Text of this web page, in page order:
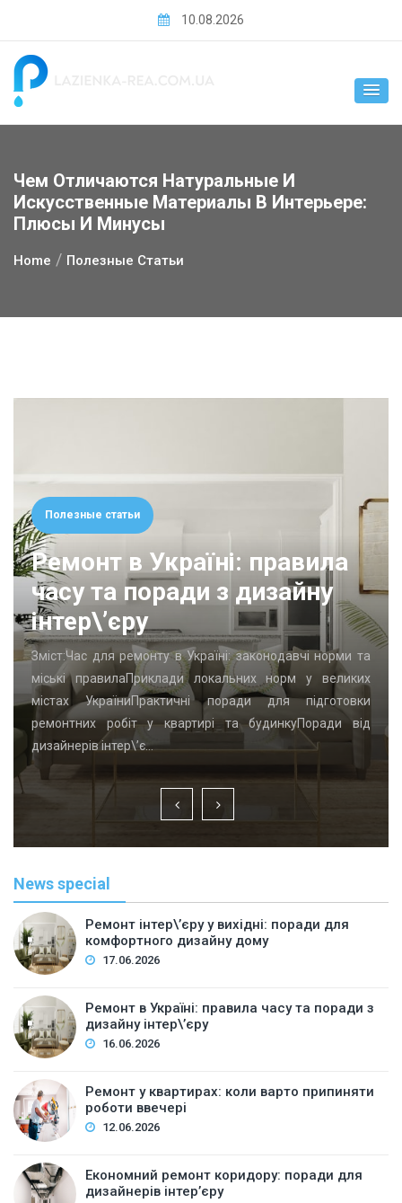
content
10.08.2026
Чем Отличаются Натуральные И
Искусственные Материалы В Интерьере:
Плюсы И Минусы
Home Полезные Статьи
Полезные статьи
Ремонт в Україні: правила
часу та поради з дизайну
інтер\’єру
Зміст:Час для ремонту в Україні: законодавчі норми та
міські правилаПриклади локальних норм у великих
містах УкраїниПрактичні поради для підготовки
ремонтних робіт у квартирі та будинкуПоради від
дизайнерів інтер\’є…
News special
Ремонт інтер\’єру у вихідні: поради для
комфортного дизайну дому
17.06.2026
Ремонт в Україні: правила часу та поради з
дизайну інтер\’єру
16.06.2026
Ремонт у квартирах: коли варто припиняти
роботи ввечері
12.06.2026
Економний ремонт коридору: поради для
дизайнерів інтер’єру